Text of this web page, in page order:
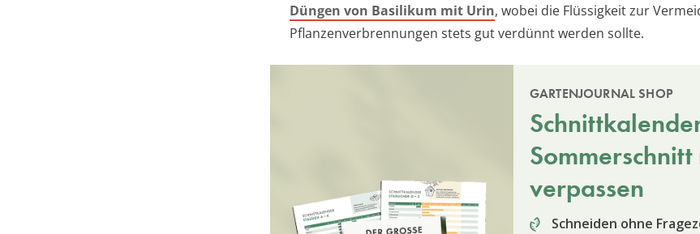
Düngen von Basilikum mit Urin, wobei die Flüssigkeit zur
Pflanzenverbrennungen stets gut verdünnt werden sollte.
GARTENJOURNAL SHOP
Sommerschnitt
verpassen
Schneiden ohne